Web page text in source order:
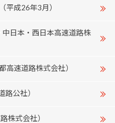
平成26年3月）
日本・西日本高速道路株
高速道路株式会社）
路公社）
株式会社）